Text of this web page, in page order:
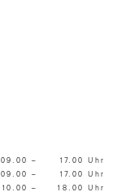
09.00 –
17.00 Uhr
09.00 –
17.00 Uhr
10.00 –
18.00 Uhr